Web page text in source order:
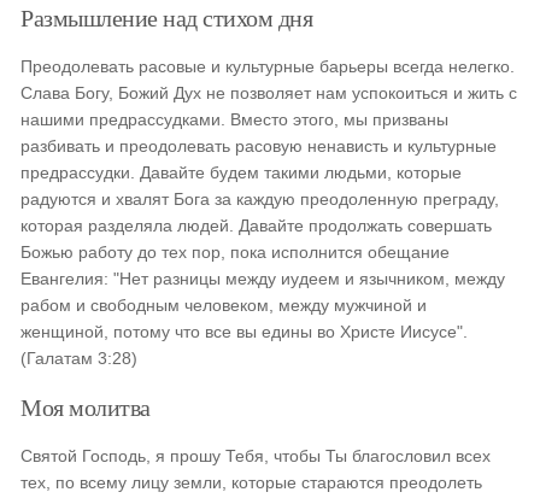
Размышление над стихом дня
Преодолевать расовые и культурные барьеры всегда нелегко.
Слава Богу, Божий Дух не позволяет нам успокоиться и жить с
нашими предрассудками. Вместо этого, мы призваны
разбивать и преодолевать расовую ненависть и культурные
предрассудки. Давайте будем такими людьми, которые
радуются и хвалят Бога за каждую преодоленную преграду,
которая разделяла людей. Давайте продолжать совершать
Божью работу до тех пор, пока исполнится обещание
Евангелия: "Нет разницы между иудеем и язычником, между
рабом и свободным человеком, между мужчиной и
женщиной, потому что все вы едины во Христе Иисусе".
(Галатам 3:28)
Моя молитва
Святой Господь, я прошу Тебя, чтобы Ты благословил всех
тех, по всему лицу земли, которые стараются преодолеть